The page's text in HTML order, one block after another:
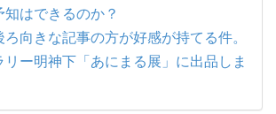
はできるのか？
向きな記事の方が好感が持てる件。
ー明神下「あにまる展」に出品しま